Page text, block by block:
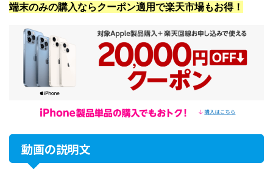
端末のみの購入ならクーポン適用で楽天市場もお得！
動画の説明文